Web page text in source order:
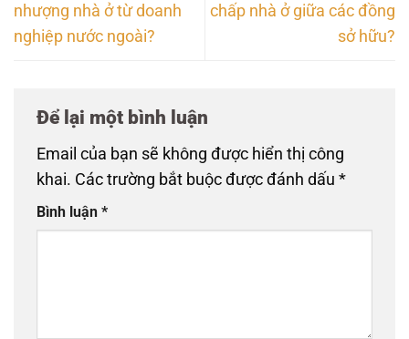
nhượng nhà ở từ doanh
nghiệp nước ngoài?
chấp nhà ở giữa các đồng
sở hữu?
Để lại một bình luận
Email của bạn sẽ không được hiển thị công
khai. Các trường bắt buộc được đánh dấu *
Bình luận *